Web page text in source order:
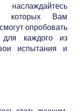
которых Вам
опробовать
для каждого из
испытания и